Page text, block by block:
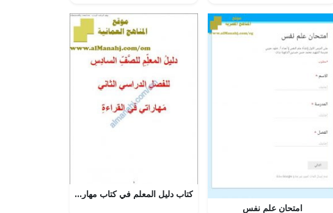
امتحان علم نفس
كتاب دليل المعلم في كتاب مهاراتي في القراءة (لغة عربية) السادس